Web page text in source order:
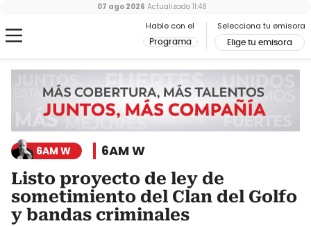
Hable con el
Programa
Selecciona tu emisora
Elige tu emisora
07 ago 2026 Actualizado 11:48
6AM W 6AM W
Listo proyecto de ley de
sometimiento del Clan del Golfo
y bandas criminales